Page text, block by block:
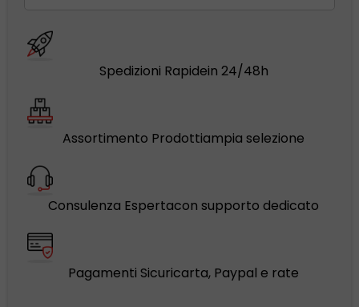
Spedizioni Rapidein 24/48h
Assortimento Prodottiampia selezione
Consulenza Espertacon supporto dedicato
Pagamenti Sicuricarta, Paypal e rate